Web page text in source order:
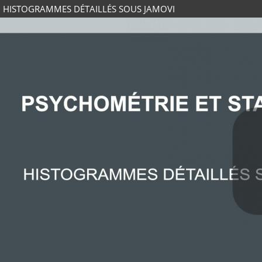
HISTOGRAMMES DÉTAILLÉS SOUS JAMOVI